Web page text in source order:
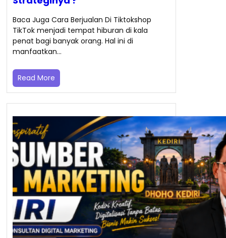
Baca Juga Cara Berjualan Di Tiktokshop
TikTok menjadi tempat hiburan di kala
penat bagi banyak orang. Hal ini di
manfaatkan…
Read More